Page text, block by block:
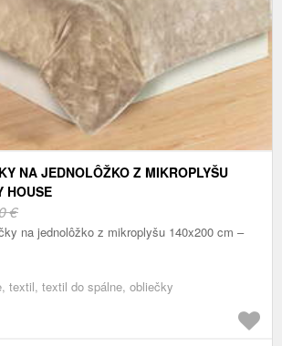
NA JEDNOLÔŽKO Z MIKROPLYŠU
HOUSE
€
na jednolôžko z mikroplyšu 140x200 cm –
textil, textil do spálne, obliečky